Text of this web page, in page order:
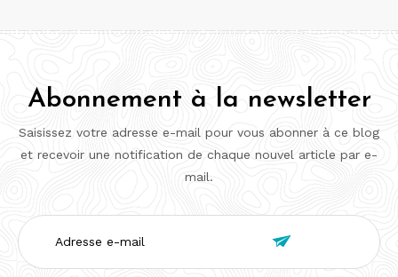
Abonnement à la newsletter
Saisissez votre adresse e-mail pour vous abonner à ce blog
et recevoir une notification de chaque nouvel article par e-
mail.
Adresse
e-
mail
